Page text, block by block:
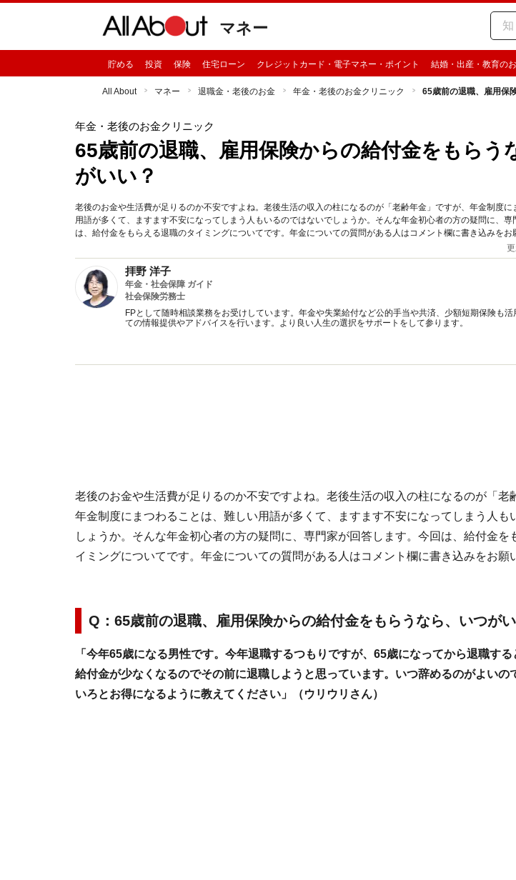
マネー
貯める 投資 保険 住宅ローン クレジットカード・電子マネー・ポイント 結婚・出産・教育の
All About マネー 退職金・老後のお金 年金・老後のお金クリニック 65歳前の退職、雇用保
年金・老後のお金クリニック
65歳前の退職、雇用保険からの給付金をもらう
がいい？
老後のお金や生活費が足りるのか不安ですよね。老後生活の収入の柱になるのが「老齢年金」ですが、年金制度
用語が多くて、ますます不安になってしまう人もいるのではないでしょうか。そんな年金初心者の方の疑問に、専
は、給付金をもらえる退職のタイミングについてです。年金についての質問がある人はコメント欄に書き込みをお
拝野 洋子
年金・社会保障 ガイド
社会保険労務士
FPとして随時相談業務をお受けしています。年金や失業給付など公的手当や共済、少額短期保険も
ての情報提供やアドバイスを行います。より良い人生の選択をサポートをして参ります。
老後のお金や生活費が足りるのか不安ですよね。老後生活の収入の柱になるのが「老
年金制度にまつわることは、難しい用語が多くて、ますます不安になってしまう人も
しょうか。そんな年金初心者の方の疑問に、専門家が回答します。今回は、給付金を
イミングについてです。年金についての質問がある人はコメント欄に書き込みをお願
Q：65歳前の退職、雇用保険からの給付金をもらうなら、いつが
「今年65歳になる男性です。今年退職するつもりですが、65歳になってから退職す
給付金が少なくなるのでその前に退職しようと思っています。いつ辞めるのがよいの
いろとお得になるように教えてください」（ウリウリさん）